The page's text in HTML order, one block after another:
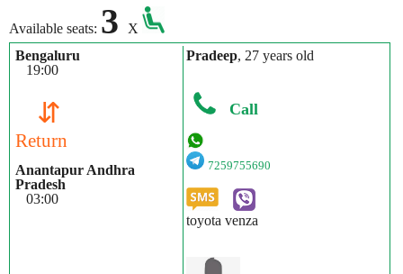
Available seats: 3
X
Bengaluru
19:00
⇵
Return
Anantapur Andhra
Pradesh
03:00
Pradeep, 27 years old
Call
7259755690
toyota venza